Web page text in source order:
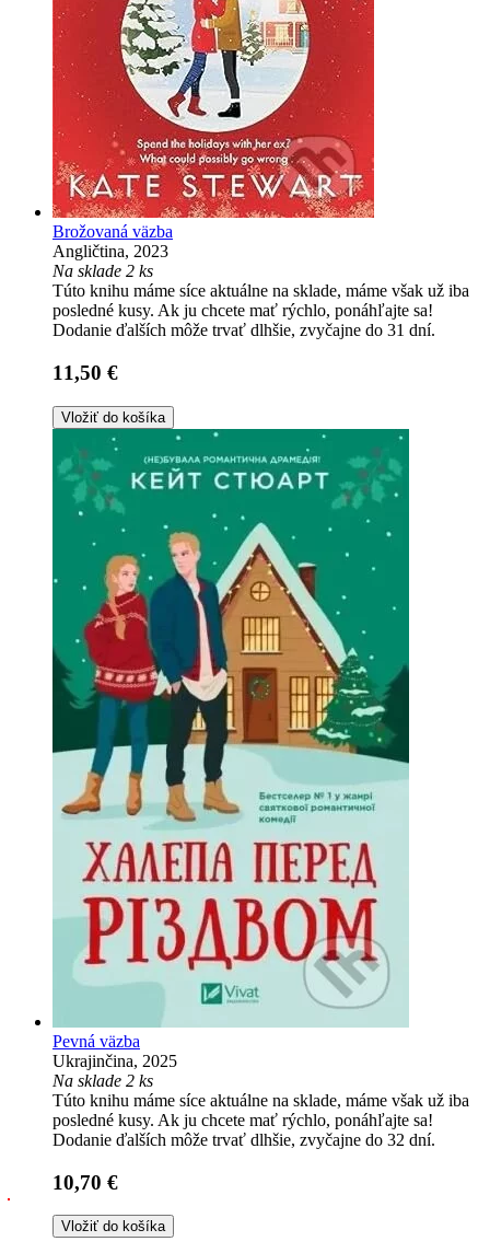
Brožovaná väzba
Angličtina, 2023
Na sklade 2 ks
Túto knihu máme síce aktuálne na sklade, máme však už iba
posledné kusy. Ak ju chcete mať rýchlo, ponáhľajte sa!
Dodanie ďalších môže trvať dlhšie, zvyčajne do 31 dní.
11,50 €
Vložiť do košíka
Pevná väzba
Ukrajinčina, 2025
Na sklade 2 ks
Túto knihu máme síce aktuálne na sklade, máme však už iba
posledné kusy. Ak ju chcete mať rýchlo, ponáhľajte sa!
Dodanie ďalších môže trvať dlhšie, zvyčajne do 32 dní.
10,70 €
Vložiť do košíka